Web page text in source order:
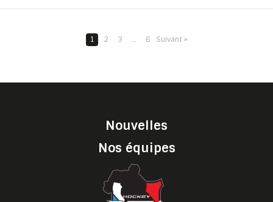
1 2 3 … 6 Suivant »
Nouvelles
Nos équipes